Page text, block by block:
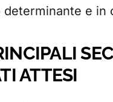
determinante e
ATTESI